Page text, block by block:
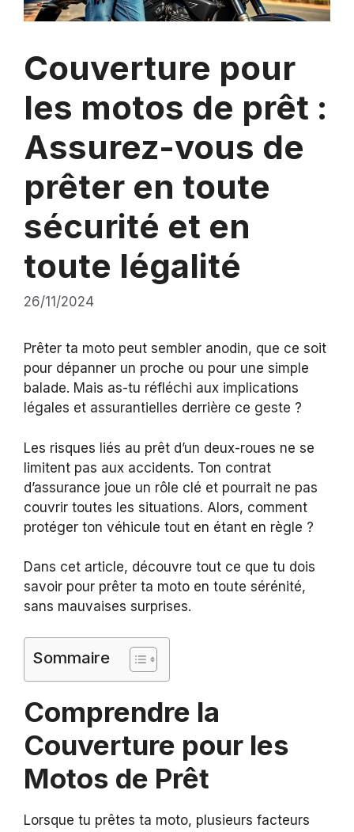
Couverture pour
les motos de prêt :
Assurez-vous de
prêter en toute
sécurité et en
toute légalité
26/11/2024
Prêter ta moto peut sembler anodin, que ce soit
pour dépanner un proche ou pour une simple
balade. Mais as-tu réfléchi aux implications
légales et assurantielles derrière ce geste ?
Les risques liés au prêt d’un deux-roues ne se
limitent pas aux accidents. Ton contrat
d’assurance joue un rôle clé et pourrait ne pas
couvrir toutes les situations. Alors, comment
protéger ton véhicule tout en étant en règle ?
Dans cet article, découvre tout ce que tu dois
savoir pour prêter ta moto en toute sérénité,
sans mauvaises surprises.
Sommaire
Comprendre la
Couverture pour les
Motos de Prêt
Lorsque tu prêtes ta moto, plusieurs facteurs